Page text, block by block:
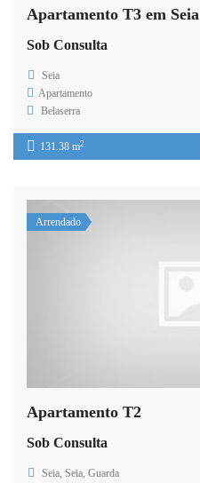
Apartamento T3 em Seia
Sob Consulta
Seia
Apartamento
Belaserra
131.38 m2
Arrendado
Apartamento T2
Sob Consulta
Seia, Seia, Guarda